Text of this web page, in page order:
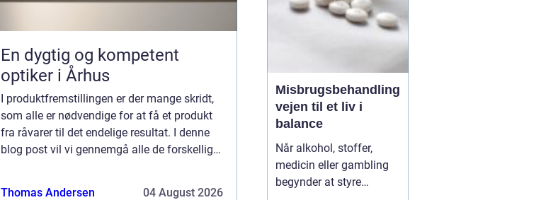
En dygtig og kompetent
optiker i Århus
I produktfremstillingen er der mange skridt,
som alle er nødvendige for at få et produkt
fra råvarer til det endelige resultat. I denne
blog post vil vi gennemgå alle de forskellige
Thomas Andersen 04 August 2026
Misbrugsbehandling
vejen til et liv i
balance
Når alkohol, stoffer,
medicin eller gambling
begynder at styre